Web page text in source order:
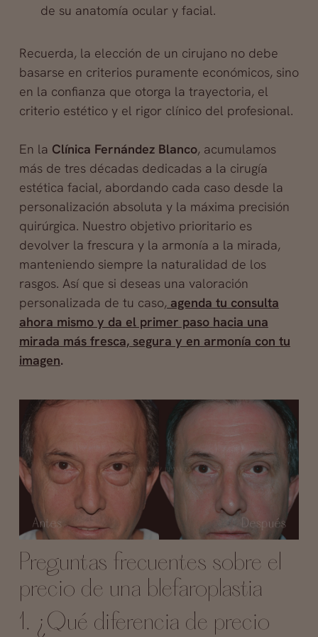
de su anatomía ocular y facial.
Recuerda, la elección de un cirujano no debe
basarse en criterios puramente económicos, sino
en la confianza que otorga la trayectoria, el
criterio estético y el rigor clínico del profesional.
En la Clínica Fernández Blanco, acumulamos
más de tres décadas dedicadas a la cirugía
estética facial, abordando cada caso desde la
personalización absoluta y la máxima precisión
quirúrgica. Nuestro objetivo prioritario es
devolver la frescura y la armonía a la mirada,
manteniendo siempre la naturalidad de los
rasgos. Así que si deseas una valoración
personalizada de tu caso,agenda tu consulta
ahora mismo y da el primer paso hacia una
mirada más fresca, segura y en armonía con tu
imagen.
Preguntas frecuentes sobre el
precio de una blefaroplastia
1. ¿Qué diferencia de precio